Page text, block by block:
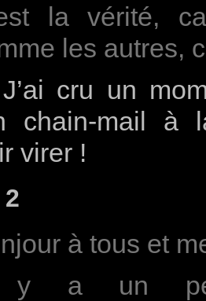
la vérité,
les autres,
cru un
chain-mail à
virer !
à tous et
a un